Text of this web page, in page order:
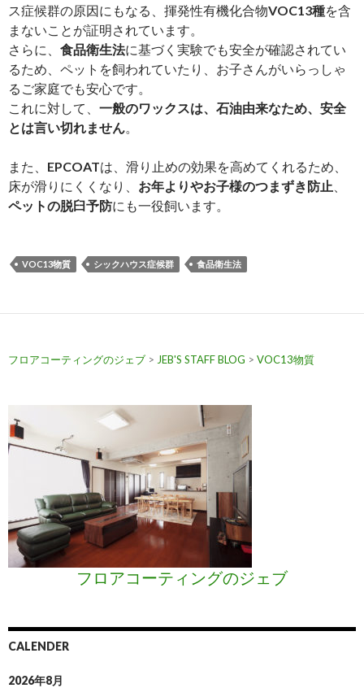
ス症候群の原因にもなる、揮発性有機化合物VOC13種を含
まないことが証明されています。
さらに、 食品衛生法に基づく実験でも安全が確認されてい
るため、ペットを飼われていたり、お子さんがいらっしゃ
るご家庭でも安心です。
これに対して、 一般のワックスは、石油由来なため、安全
とは言い切れません
また、 EPCOATは、滑り止めの効果を高めてくれるため、
床が滑りにくくなり、 お年よりやお子様のつまずき防止
ペットの脱臼予防にも一役飼います。
VOC13物質 シックハウス症候群 食品衛生法
フロアコーティングのジェブ > JEB'S STAFF BLOG > VOC13物質
フロアコーティングのジェブ
CALENDER
2026年8月